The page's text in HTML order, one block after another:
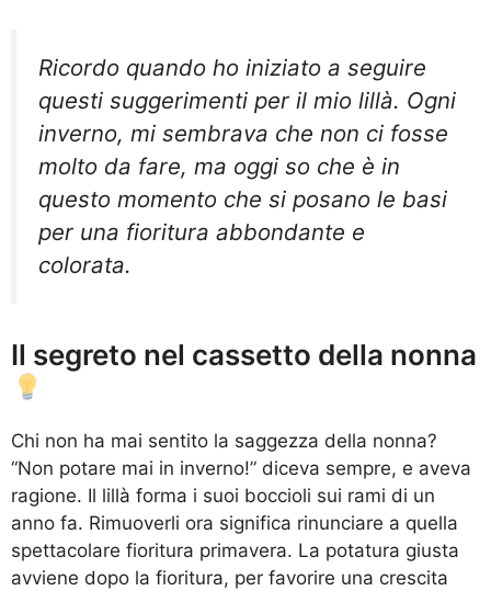
Ricordo quando ho iniziato a seguire
questi suggerimenti per il mio lillà. Ogni
inverno, mi sembrava che non ci fosse
molto da fare, ma oggi so che è in
questo momento che si posano le basi
per una fioritura abbondante e
colorata.
Il segreto nel cassetto della nonna
Chi non ha mai sentito la saggezza della nonna?
“Non potare mai in inverno!” diceva sempre, e aveva
ragione. Il lillà forma i suoi boccioli sui rami di un
anno fa. Rimuoverli ora significa rinunciare a quella
spettacolare fioritura primavera. La potatura giusta
avviene dopo la fioritura, per favorire una crescita